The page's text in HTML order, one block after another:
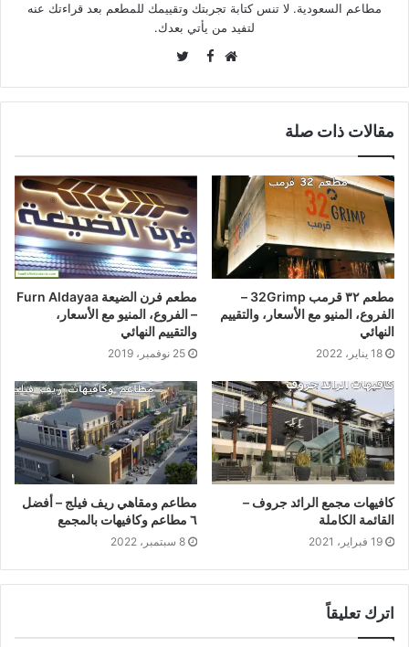
مطاعم السعودية. لا تنس كتابة تجربتك وتقييمك للمطعم بعد قراءتك عنه
لتفيد من يأتي بعدك.
Facebook
مقالات ذات صلة
مطعم ٣٢ قرمب 32Grimp –
الفروع، المنيو مع الأسعار، والتقييم
النهائي
18 يناير، 2022
مطعم فرن الضيعة Furn Aldayaa
– الفروع، المنيو مع الأسعار،
والتقييم النهائي
25 نوفمبر، 2019
كافيهات مجمع الرائد جروف –
القائمة الكاملة
19 فبراير، 2021
مطاعم ومقاهي ريف فيلج – أفضل
٦ مطاعم وكافيهات بالمجمع
8 سبتمبر، 2022
اترك تعليقاً